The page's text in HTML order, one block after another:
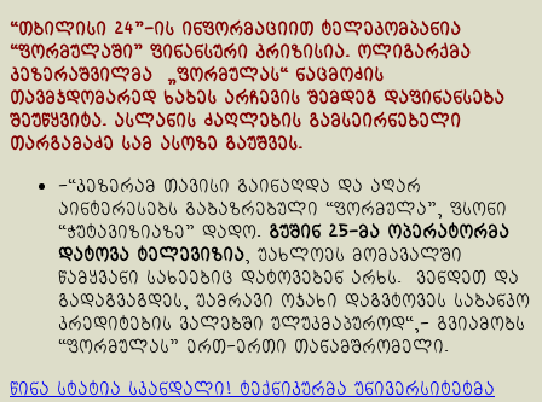
“თბილისი 24”-ის ინფორმაციით ტელეკომპანია
“ფორმულაში” ფინანსური კრიზისია. ოლიგარქმა
კეზერაშვილმა „ფორმულას“ ნაცმოძის
თავმჯდომარედ ხაბეს არჩევის შემდეგ დაფინანსება
შეუწყვიტა. ასლანის ძაღლების გამსეირნებელი
თარგამაძე სამ ასოზე გაუშვეს.
-“კეზერამ თავისი გაინაღდა და აღარ
აინტერესებს გაბაზრებული “ფორმულა”, ფსონი
“ჭუტავიზიაზე” დადო. გუშინ 25-მა ოპერატორმა
დატოვა ტელევიზია, უახლოეს მომავალში
წამყვანი სახეებიც დატოვებენ არხს. ვენდეთ და
გადაგვაგდეს, უამრავი ოჯახი დაგვტოვეს საბანკო
კრედიტების ვალებში ულუკმაპუროდ“,- გვიამობს
“ფორმულას” ერთ-ერთი თანამშრომელი.
Continue
წინა სტატია სკანდალი! ტექნიკურმა უნივერსიტეტმა